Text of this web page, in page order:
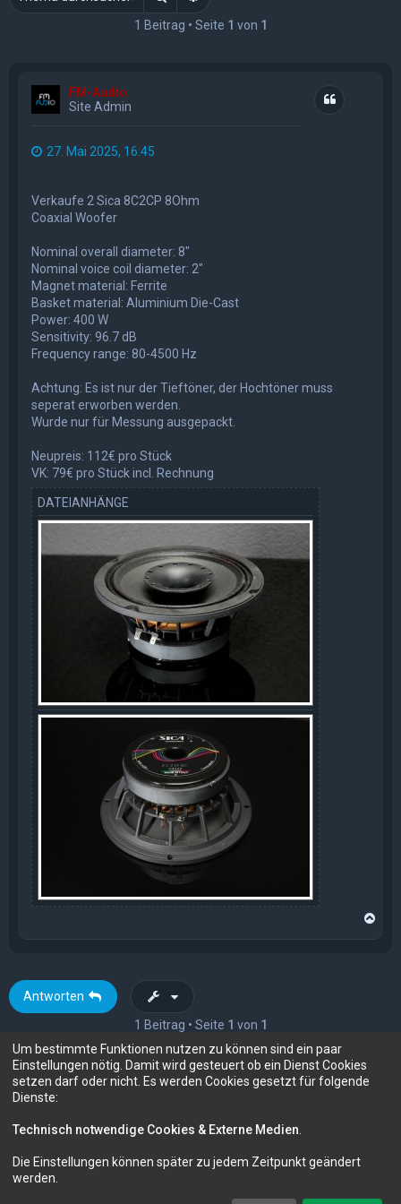
1 Beitrag • Seite 1 von 1
FM-Audio
Site Admin
Zitat
27. Mai 2025, 16:45
Verkaufe 2 Sica 8C2CP 8Ohm
Coaxial Woofer
Nominal overall diameter: 8″
Nominal voice coil diameter: 2″
Magnet material: Ferrite
Basket material: Aluminium Die-Cast
Power: 400 W
Sensitivity: 96.7 dB
Frequency range: 80-4500 Hz
Achtung: Es ist nur der Tieftöner, der Hochtöner muss
seperat erworben werden.
Wurde nur für Messung ausgepackt.
Neupreis: 112€ pro Stück
VK: 79€ pro Stück incl. Rechnung
DATEIANHÄNGE
Antworten
1 Beitrag • Seite 1 von 1
Gehe zu
Forum für Audio und Video FM-Audio - dein audiovisuelles Forum
Um bestimmte Funktionen nutzen zu können sind ein paar
Einstellungen nötig. Damit wird gesteuert ob ein Dienst Cookies
setzen darf oder nicht. Es werden Cookies gesetzt für folgende
Dienste:
Technisch notwendige Cookies & Externe Medien
Die Einstellungen können später zu jedem Zeitpunkt geändert
werden.